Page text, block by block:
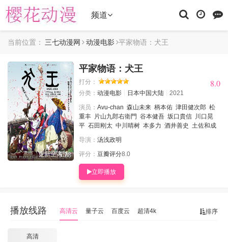
频道
当前位置： 三七动漫网 动漫电影 平家物语：犬王
更新至高清
平家物语：犬王
打分： 8.0
分类： 动漫电影 日本中国大陆
2021
演员： Avu-chan 森山未来 柄本佑 津田健次郎 松
重丰 片山九郎右衛門 谷本健吾 坂口貴信 川口晃
平 石田刚太 中川晴树 本多力 酒井善史 土佐和成
导演： 汤浅政明
评分： 豆瓣评分8.0
立即播放
排序
播放线路 高清云 量子云 百度云 超清4k
高清